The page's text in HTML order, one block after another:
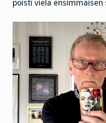
poisti vielä ensimmäisen